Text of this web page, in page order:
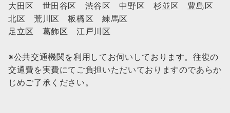
大田区 世田谷区 渋谷区 中野区 杉並区 豊島区
北区 荒川区 板橋区 練馬区
足立区 葛飾区 江戸川区
※公共交通機関を利用してお伺いしております。往復の
交通費を実費にてご負担いただいておりますのであらか
じめご了承ください。